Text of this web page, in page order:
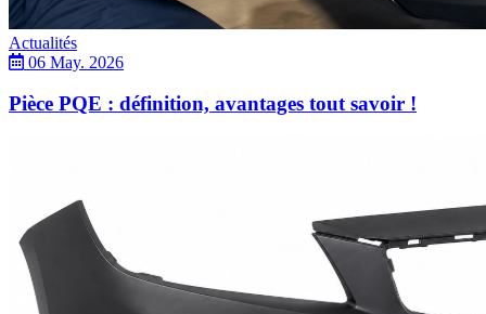
Actualités
06 May. 2026
Pièce PQE : définition, avantages tout savoir !